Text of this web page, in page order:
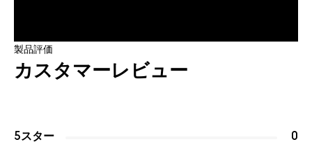
製品評価
カスタマーレビュー
5スター 0